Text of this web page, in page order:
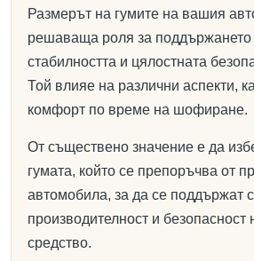
Размерът на гумите на вашия
решаваща роля за поддържането
стабилността и цялостната
Той влияе на различни аспекти,
комфорт по време на шофиране.
От съществено значение е да
гумата, който се препоръчва от
автомобила, за да се поддържат
производителност и безопасност
средство.